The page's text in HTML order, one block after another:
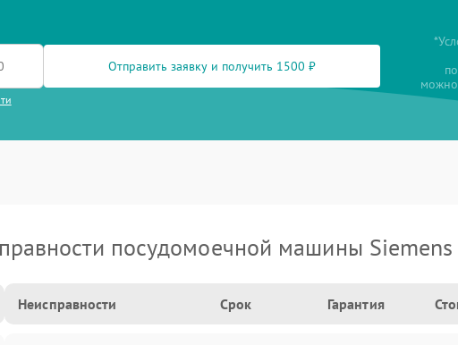
Отправить заявку и получить 1500 ₽
посудомоечной машины Siemens
Неисправности Срок Гарантия